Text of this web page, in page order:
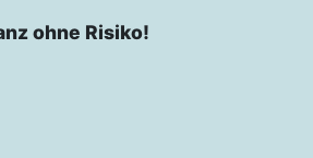
ohne Risiko!